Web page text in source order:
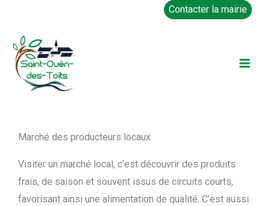
contenu
Contacter la mairie
Marché des producteurs locaux
Visiter un marché local, c’est découvrir des produits
frais, de saison et souvent issus de circuits courts,
favorisant ainsi une alimentation de qualité. C’est aussi